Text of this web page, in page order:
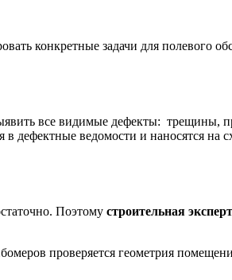
конкретные задачи для полевого
все видимые дефекты: трещины,
дефектные ведомости и наносятся на
Поэтому строительная
проверяется геометрия